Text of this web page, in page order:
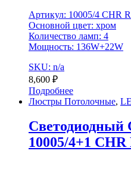
Артикул: 10005/4 CHR
Основной цвет: хром
Количество ламп: 4
Мощность: 136W+22W
SKU: n/a
8,600 ₽
Подробнее
Люстры Потолочные,
Светодиодный
10005/4+1